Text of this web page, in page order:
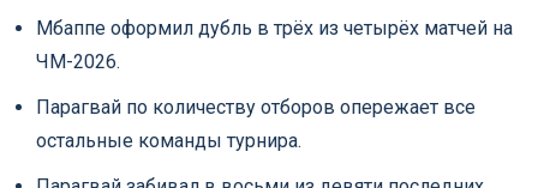
Мбаппе оформил дубль в трёх из четырёх матчей на
ЧМ-2026.
Парагвай по количеству отборов опережает все
остальные команды турнира.